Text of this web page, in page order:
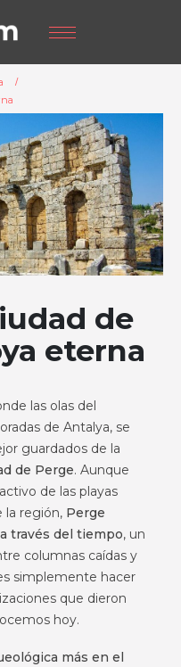
de
eterna
las olas del
de Antalya, se
guardados de la
de Perge. Aunque
de las playas
la región, Perge
través del tiempo, un
columnas caídas y
simplemente hacer
que dieron
hoy.
más en el